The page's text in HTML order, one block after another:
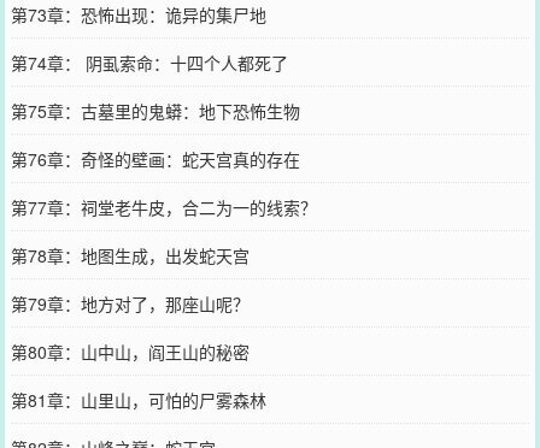
第73章：恐怖出现：诡异的集尸地
第74章： 阴虱索命：十四个人都死了
第75章：古墓里的鬼蟒：地下恐怖生物
第76章：奇怪的壁画：蛇天宫真的存在
第77章：祠堂老牛皮，合二为一的线索？
第78章：地图生成，出发蛇天宫
第79章：地方对了，那座山呢？
第80章：山中山，阎王山的秘密
第81章：山里山，可怕的尸雾森林